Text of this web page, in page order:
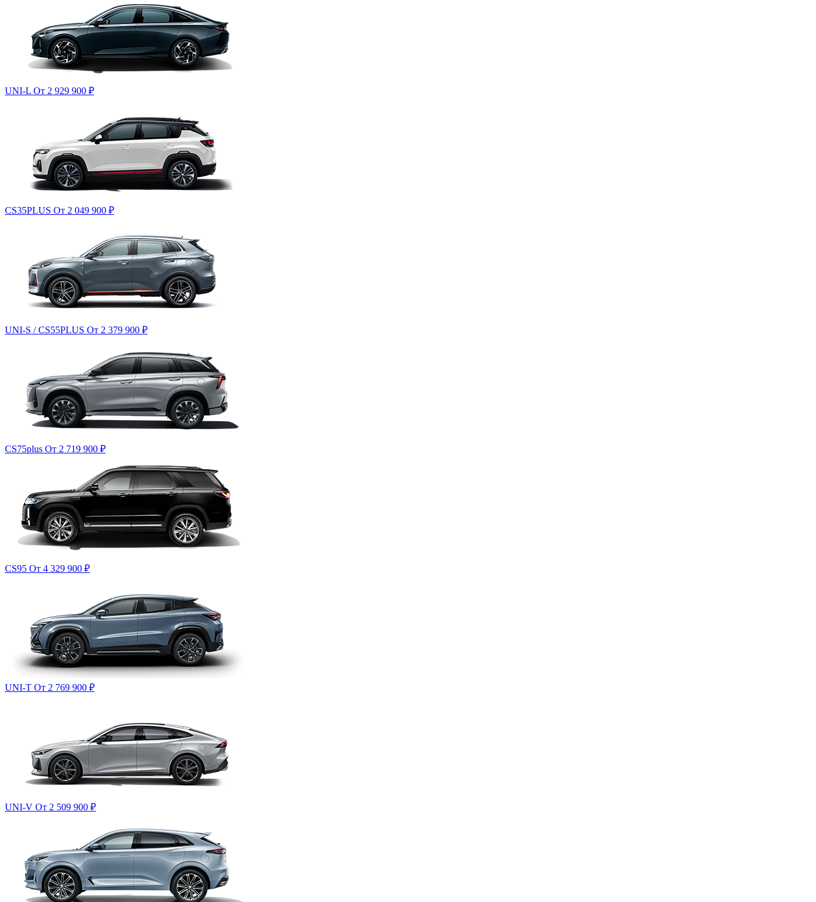
UNI-L От 2 929 900 ₽
CS35PLUS От 2 049 900 ₽
UNI-S / CS55PLUS От 2 379 900 ₽
CS75plus От 2 719 900 ₽
CS95 От 4 329 900 ₽
UNI-T От 2 769 900 ₽
UNI-V От 2 509 900 ₽